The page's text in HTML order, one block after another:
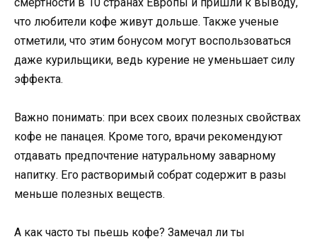
что любители кофе живут дольше. Также ученые
отметили, что этим бонусом могут воспользоваться
даже курильщики, ведь курение не уменьшает силу
эффекта.
Важно понимать: при всех своих полезных свойствах
кофе не панацея. Кроме того, врачи рекомендуют
отдавать предпочтение натуральному заварному
напитку. Его растворимый собрат содержит в разы
меньше полезных веществ.
А как часто ты пьешь кофе? Замечал ли ты